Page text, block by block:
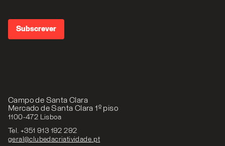
Campo de Santa Clara
Mercado de Santa Clara 1º piso
1100-472 Lisboa
Tel. +351 913 192 292
geral@clubedacriatividade.pt